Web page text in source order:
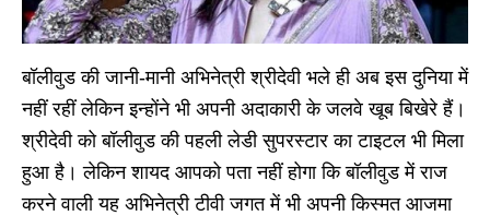
बॉलीवुड की जानी-मानी अभिनेत्री श्रीदेवी भले ही अब इस दुनिया में
नहीं रहीं लेकिन इन्होंने भी अपनी अदाकारी के जलवे खूब बिखेरे हैं।
श्रीदेवी को बॉलीवुड की पहली लेडी सुपरस्टार का टाइटल भी मिला
हुआ है। लेकिन शायद आपको पता नहीं होगा कि बॉलीवुड में राज
करने वाली यह अभिनेत्री टीवी जगत में भी अपनी किस्मत आजमा